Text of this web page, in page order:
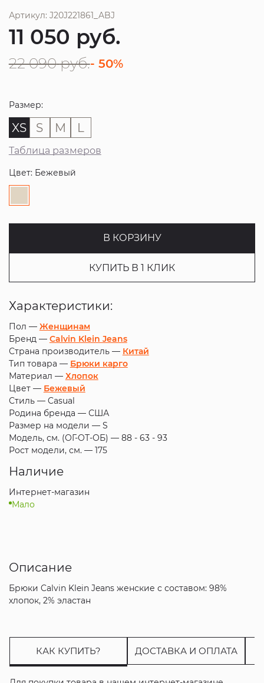
Артикул: J20J221861_ABJ
11 050 руб.
22 090 руб.- 50%
Размер:
XS S M L
Таблица размеров
Цвет: Бежевый
В КОРЗИНУ
КУПИТЬ В 1 КЛИК
Характеристики:
Пол — Женщинам
Бренд — Calvin Klein Jeans
Страна производитель — Китай
Тип товара — Брюки карго
Материал — Хлопок
Цвет — Бежевый
Стиль — Casual
Родина бренда — США
Размер на модели — S
Модель, см. (ОГ-ОТ-ОБ) — 88 - 63 - 93
Рост модели, см. — 175
Наличие
Интернет-магазин
Мало
Описание
Брюки Calvin Klein Jeans женские с составом: 98%
хлопок, 2% эластан
КАК КУПИТЬ? ДОСТАВКА И ОПЛАТА